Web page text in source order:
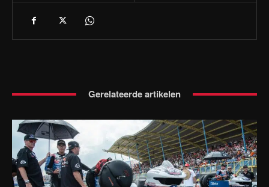
Gerelateerde artikelen